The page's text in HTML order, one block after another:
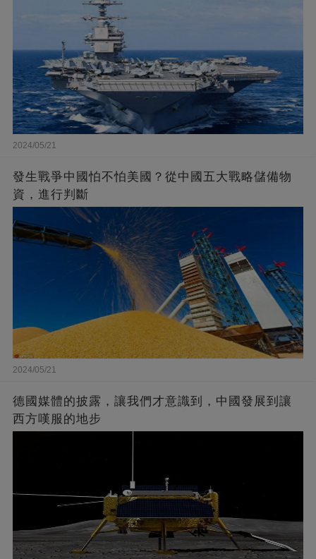
2024/05/21
發生戰爭中國怕不怕美國？從中國五大戰略儲備物
資，進行判斷
2024/05/21
德國媒體的披露，讓我們才意識到，中國發展到讓
西方嘆服的地步